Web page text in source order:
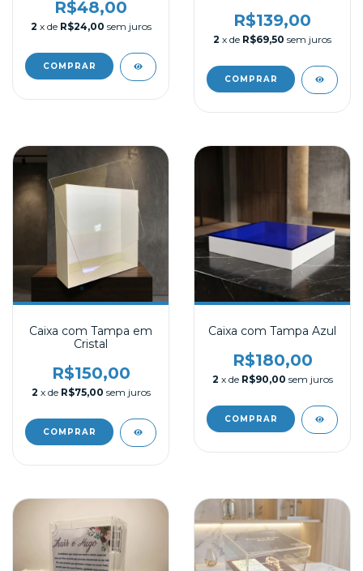
R$48,00
2 x de R$24,00 sem juros R$139,00
2 x de R$69,50 sem juros
Caixa com Tampa em
Cristal
R$150,00
2 x de R$75,00 sem juros
Caixa com Tampa Azul
R$180,00
2 x de R$90,00 sem juros